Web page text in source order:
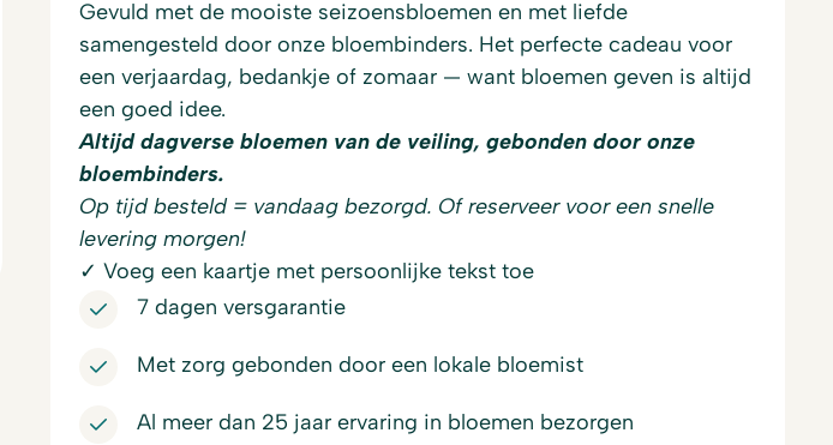
Gevuld met de mooiste seizoensbloemen en met liefde
samengesteld door onze bloembinders. Het perfecte cadeau voor
een verjaardag, bedankje of zomaar — want bloemen geven is altijd
een goed idee.
Altijd dagverse bloemen van de veiling, gebonden door onze
bloembinders.
Op tijd besteld = vandaag bezorgd. Of reserveer voor een snelle
levering morgen!
✓ Voeg een kaartje met persoonlijke tekst toe
7 dagen versgarantie
Met zorg gebonden door een lokale bloemist
Al meer dan 25 jaar ervaring in bloemen bezorgen